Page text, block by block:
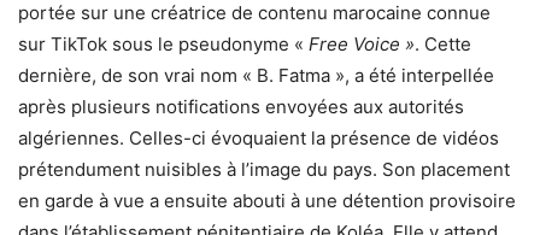
portée sur une créatrice de contenu marocaine connue
sur TikTok sous le pseudonyme « Free Voice ». Cette
dernière, de son vrai nom « B. Fatma », a été interpellée
après plusieurs notifications envoyées aux autorités
algériennes. Celles-ci évoquaient la présence de vidéos
prétendument nuisibles à l’image du pays. Son placement
en garde à vue a ensuite abouti à une détention provisoire